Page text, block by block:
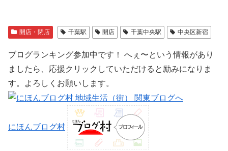
開店・閉店 千葉駅 開店 千葉中央駅 中央区新宿
ブログランキング参加中です！ へぇ〜という情報があり
ましたら、応援クリックしていただけると励みになりま
す。よろしくお願いします。
にほんブログ村